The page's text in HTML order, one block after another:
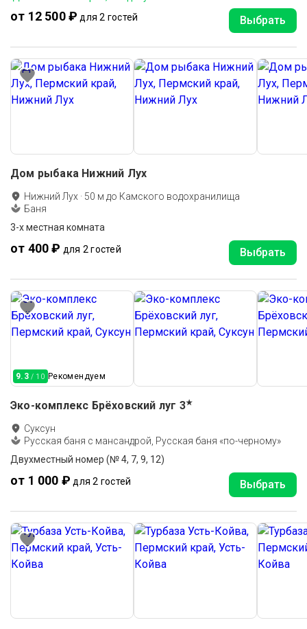
от 12 500 ₽ для 2 гостей Выбрать
Дом рыбака Нижний Лух
Нижний Лух · 50 м до Камского водохранилища
Баня
3-х местная комната
от 400 ₽ для 2 гостей Выбрать
9.3 / 10 Рекомендуем
Эко-комплекс Брёховский луг 3★
Суксун
Русская баня с мансандрой, Русская баня «по-черному»
Двухместный номер (№ 4, 7, 9, 12)
от 1 000 ₽ для 2 гостей Выбрать